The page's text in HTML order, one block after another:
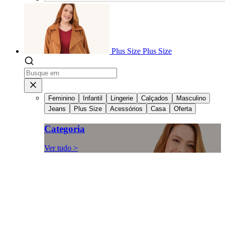
Plus Size Plus Size
Feminino Infantil Lingerie Calçados
Masculino
Jeans
Plus Size Acessórios Casa Oferta
Categoria
Ver tudo >